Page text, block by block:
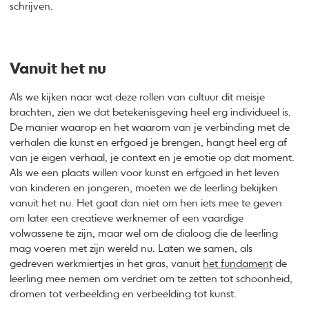
schrijven.
Vanuit het nu
Als we kijken naar wat deze rollen van cultuur dit meisje
brachten, zien we dat betekenisgeving heel erg individueel is.
De manier waarop en het waarom van je verbinding met de
verhalen die kunst en erfgoed je brengen, hangt heel erg af
van je eigen verhaal, je context en je emotie op dat moment.
Als we een plaats willen voor kunst en erfgoed in het leven
van kinderen en jongeren, moeten we de leerling bekijken
vanuit het nu. Het gaat dan niet om hen iets mee te geven
om later een creatieve werknemer of een vaardige
volwassene te zijn, maar wel om de dialoog die de leerling
mag voeren met zijn wereld nu. Laten we samen, als
gedreven werkmiertjes in het gras, vanuit het fundament de
leerling mee nemen om verdriet om te zetten tot schoonheid,
dromen tot verbeelding en verbeelding tot kunst.